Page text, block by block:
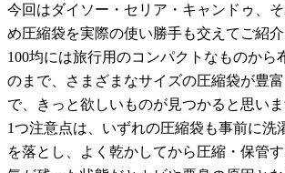
今回はダイソー・セリア・キャンドゥ、
め圧縮袋を実際の使い勝手も交えてご紹介
100均には旅行用のコンパクトなものから
のまで、さまざまなサイズの圧縮袋が豊
で、きっと欲しいものが見つかると思いま
1つ注意点は、いずれの圧縮袋も事前に洗
を落とし、よく乾かしてから圧縮・保管